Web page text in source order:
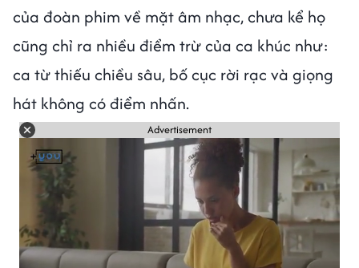
của đoàn phim về mặt âm nhạc, chưa kể họ
cũng chỉ ra nhiều điểm trừ của ca khúc như:
ca từ thiếu chiều sâu, bố cục rời rạc và giọng
hát không có điểm nhấn.
Advertisement